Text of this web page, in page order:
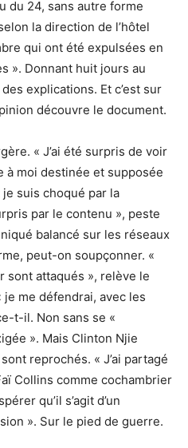
du 24, sans autre forme
la direction de l’hôtel
qui ont été expulsées en
». Donnant huit jours au
explications. Et c’est sur
découvre le document.
« J’ai été surpris de voir
moi destinée et supposée
suis choqué par la
par le contenu », peste
balancé sur les réseaux
peut-on soupçonner. «
sont attaqués », relève le
me défendrai, avec les
t-il. Non sans se «
». Mais Clinton Njie
reprochés. « J’ai partagé
Collins comme cochambrier
qu’il s’agit d’un
». Sur le pied de guerre.